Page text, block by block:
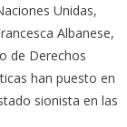
Unidas,
Albanese,
de Derechos
han puesto en
sionista en las